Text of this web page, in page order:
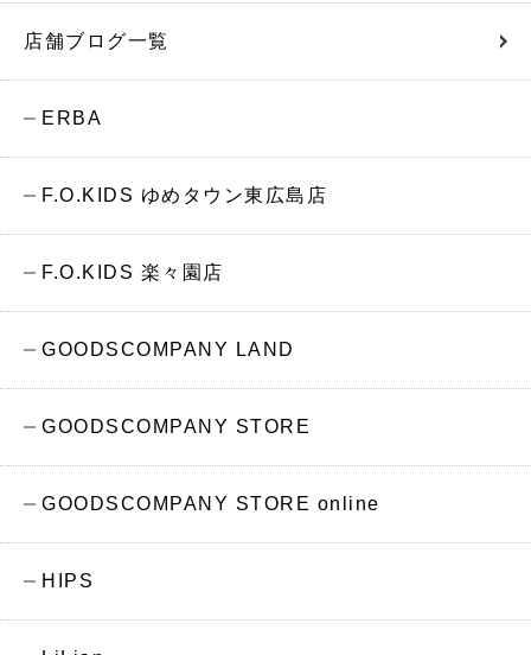
店舗ブログ一覧
ERBA
F.O.KIDS ゆめタウン東広島店
F.O.KIDS 楽々園店
GOODSCOMPANY LAND
GOODSCOMPANY STORE
GOODSCOMPANY STORE online
HIPS